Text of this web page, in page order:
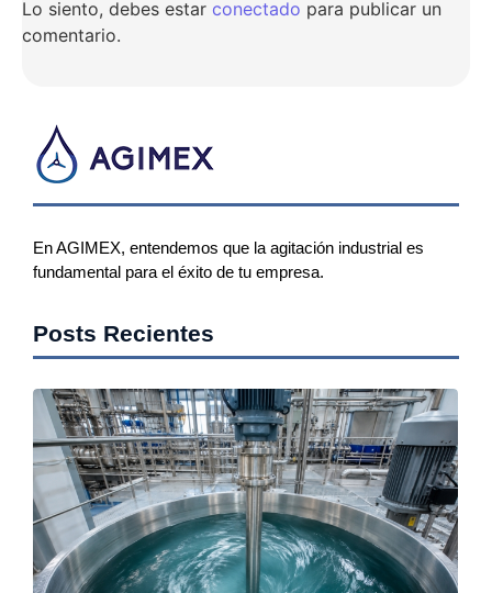
Lo siento, debes estar conectado para publicar un
comentario.
En AGIMEX, entendemos que la agitación industrial es
fundamental para el éxito de tu empresa.
Posts Recientes